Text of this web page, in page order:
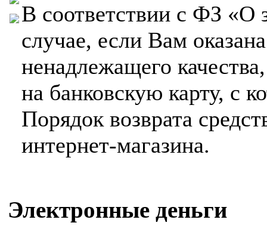
В соответствии с ФЗ «О
случае, если Вам
ненадлежащего
на банковскую карту, с
Порядок возврата
интернет-магазина.
Электронные деньги